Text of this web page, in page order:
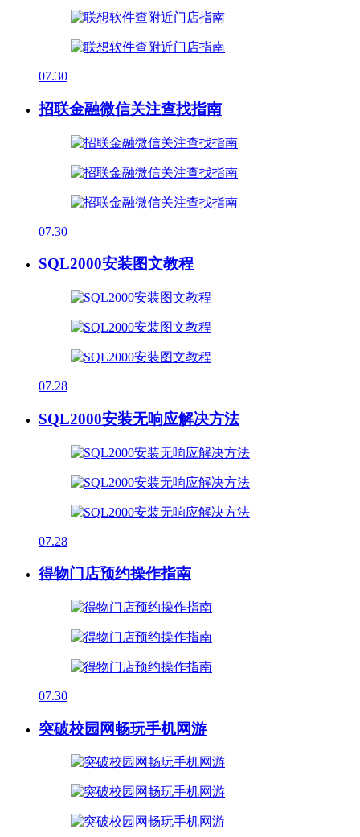
07.30
招联金融微信关注查找指南
07.30
SQL2000安装图文教程
07.28
SQL2000安装无响应解决方法
07.28
得物门店预约操作指南
07.30
突破校园网畅玩手机网游